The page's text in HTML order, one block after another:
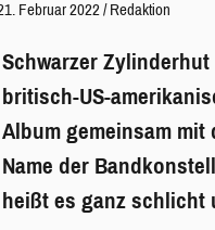
Februar 2022 /Redaktion
Schwarzer
britisch-US-
Album gemeinsam mit
Name der
heißt es ganz schlicht